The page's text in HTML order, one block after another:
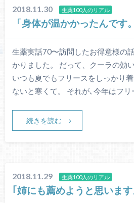
2018.11.30 生薬100人のリアル
「身体が温かかったんです
生薬実話70〜訪問したお得意様の
かりました。 だって、クーラの効
いつも夏でもフリースをしっかり
ないと寒くて。 それが､今年はフ
続きを読む
2018.11.29 生薬100人のリアル
｢姉にも薦めようと思います